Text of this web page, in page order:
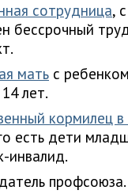
сотрудница,
бессрочный
мать с
лет.
кормилец в
есть дети
инвалид.
профсоюза.